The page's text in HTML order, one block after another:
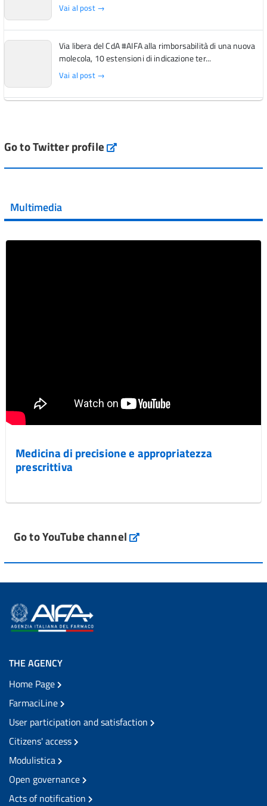
Vai al post →
Via libera del CdA #AIFA alla rimborsabilità di una nuova
molecola, 10 estensioni di indicazione ter...
Vai al post →
Vai al post →
Vai al post →
Go to Twitter profile aifa_ufficiale
Multimedia
Medicina di precisione e appropriatezza
prescrittiva
Go to YouTube channel
THE AGENCY
Home Page
FarmaciLine
User participation and satisfaction
Citizens' access
Modulistica
Open governance
Acts of notification